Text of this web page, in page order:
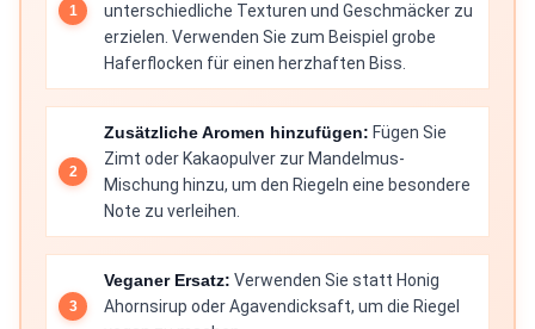
unterschiedliche Texturen und Geschmäcker zu
erzielen. Verwenden Sie zum Beispiel grobe
Haferflocken für einen herzhaften Biss.
Zusätzliche Aromen hinzufügen: Fügen Sie
Zimt oder Kakaopulver zur Mandelmus-
Mischung hinzu, um den Riegeln eine besondere
Note zu verleihen.
Veganer Ersatz: Verwenden Sie statt Honig
Ahornsirup oder Agavendicksaft, um die Riegel